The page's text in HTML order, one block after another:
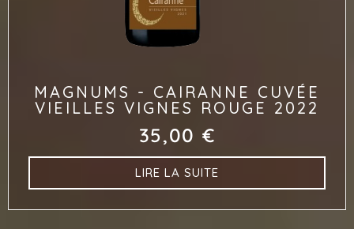
MAGNUMS - CAIRANNE CUVÉE
VIEILLES VIGNES ROUGE 2022
35,00 €
LIRE LA SUITE